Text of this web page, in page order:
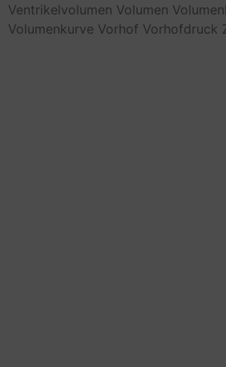
Ventrikelvolumen Volumen
Volumenkurve Vorhof Vorhofdruck